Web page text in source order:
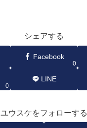
シェアする
Facebook
0
0
LINE
ユウスケをフォローする